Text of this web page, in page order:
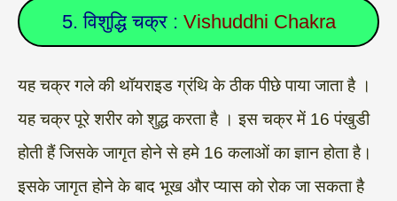
5. विशुद्धि चक्र : Vishuddhi Chakra
यह चक्र गले की थॉयराइड ग्रंथि के ठीक पीछे पाया जाता है ।
यह चक्र पूरे शरीर को शुद्ध करता है । इस चक्र में 16 पंखुडी
होती हैं जिसके जागृत होने से हमे 16 कलाओं का ज्ञान होता है।
इसके जागृत होने के बाद भूख और प्यास को रोक जा सकता है